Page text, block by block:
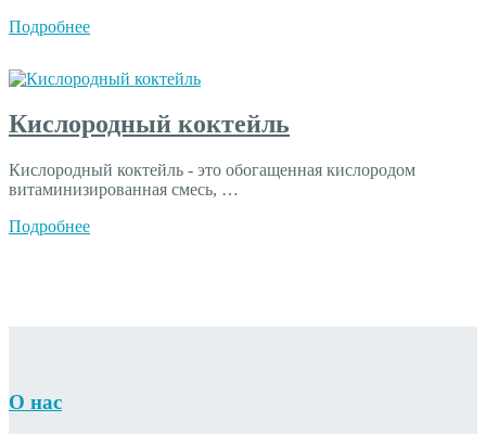
Подробнее
Кислородный коктейль
Кислородный коктейль - это обогащенная кислородом
витаминизированная смесь, …
Подробнее
О нас